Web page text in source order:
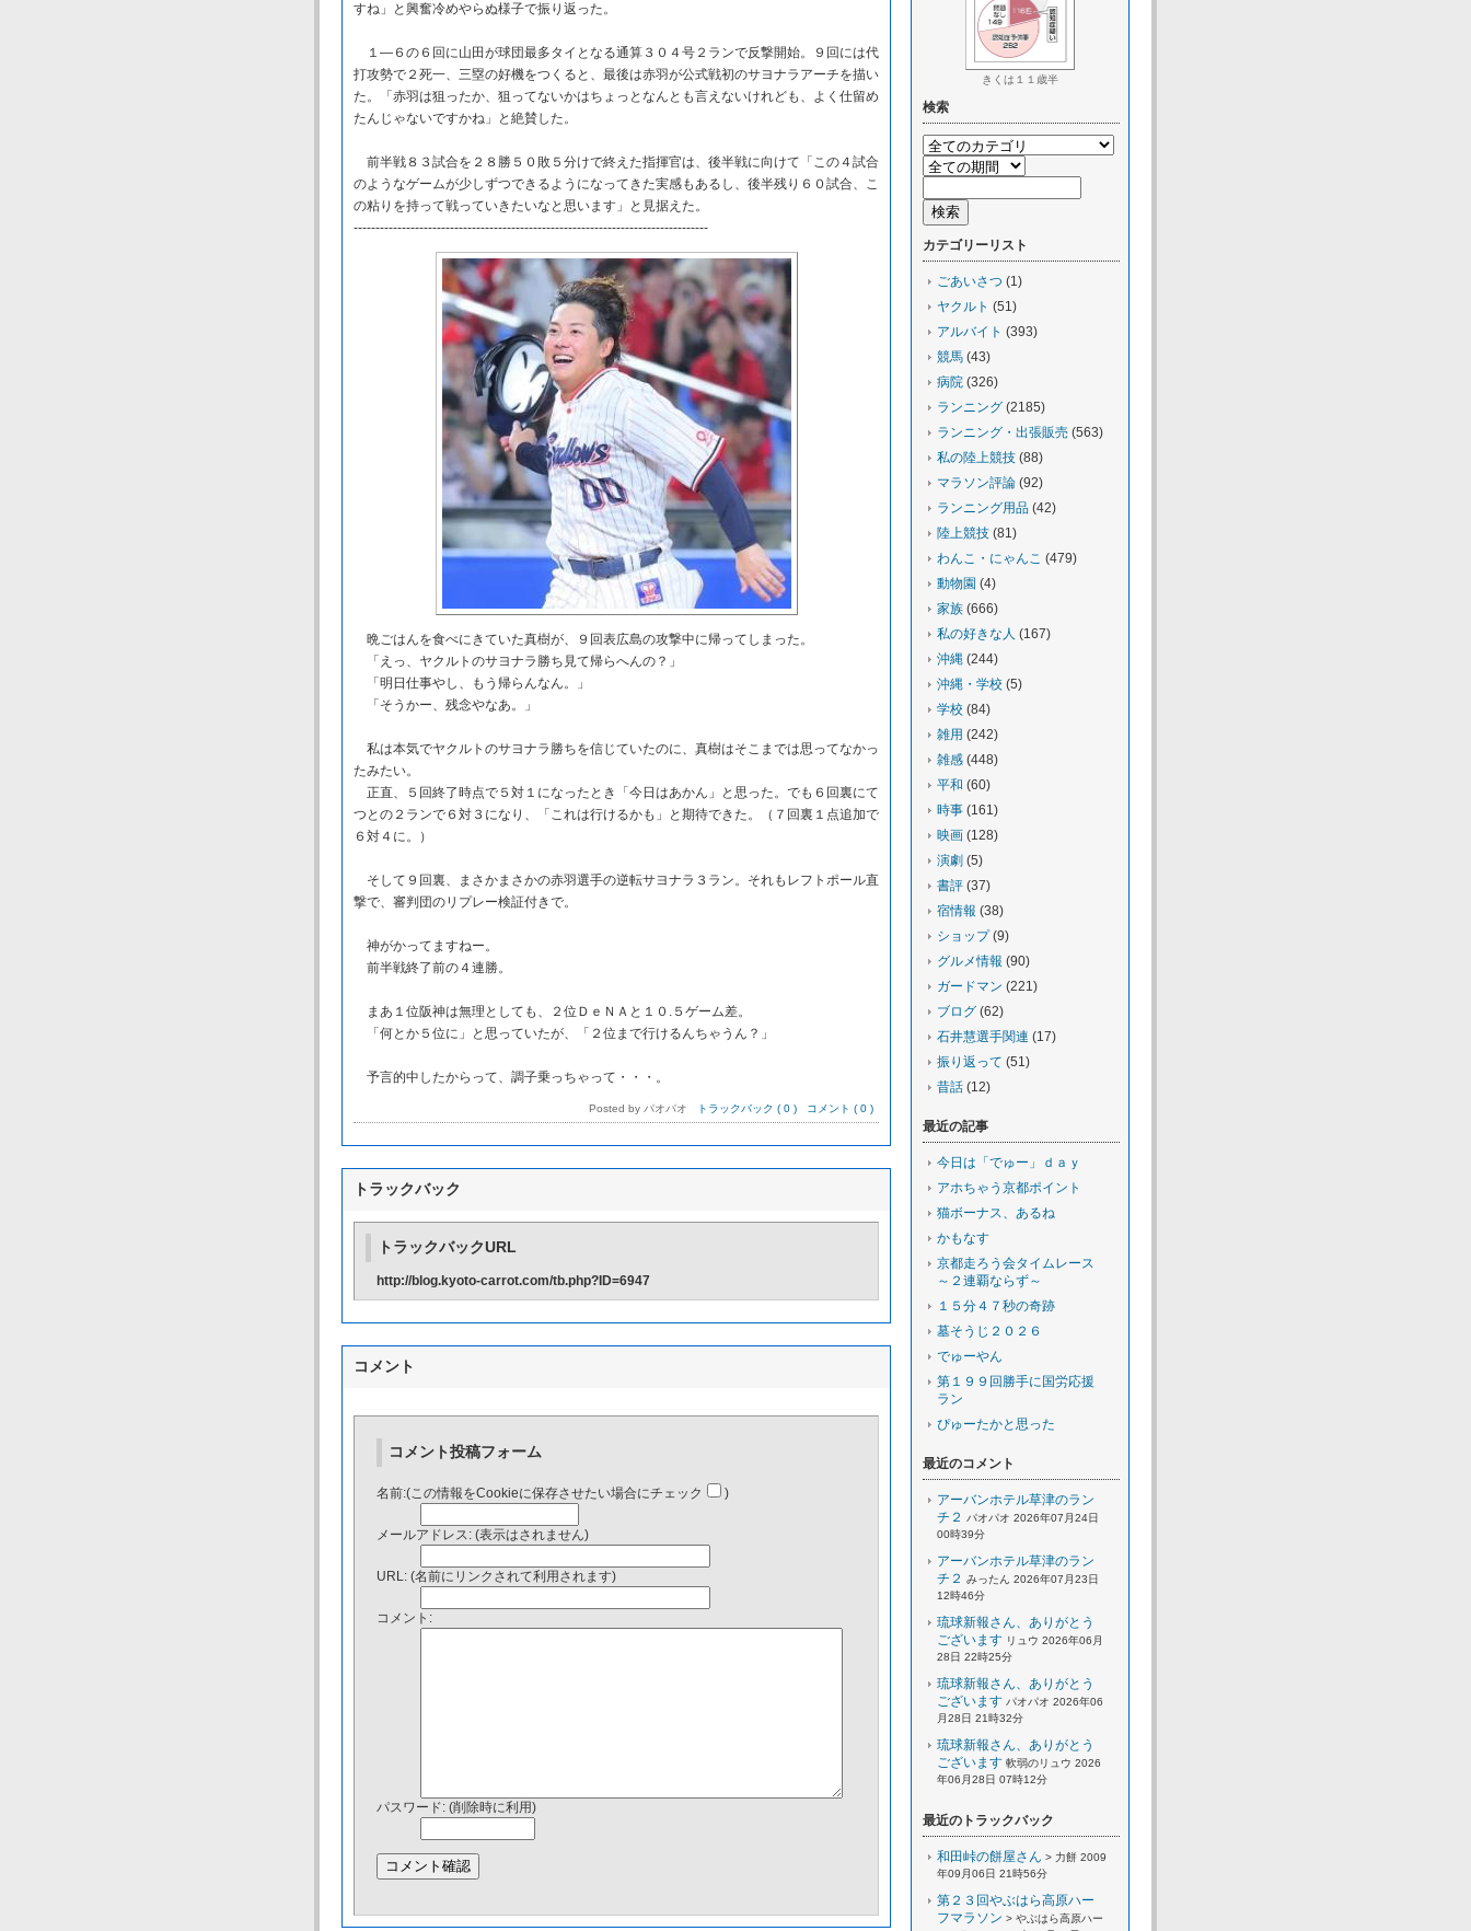
すね」と興奮冷めやらぬ様子で振り返った。
１―６の６回に山田が球団最多タイとなる通算３０４号２ランで反撃開始。９回には代
打攻勢で２死一、三塁の好機をつくると、最後は赤羽が公式戦初のサヨナラアーチを描い
た。「赤羽は狙ったか、狙ってないかはちょっとなんとも言えないけれども、よく仕留め
たんじゃないですかね」と絶賛した。
前半戦８３試合を２８勝５０敗５分けで終えた指揮官は、後半戦に向けて「この４試合
のようなゲームが少しずつできるようになってきた実感もあるし、後半残り６０試合、こ
の粘りを持って戦っていきたいなと思います」と見据えた。
---------------------------------------------------------------------------------
晩ごはんを食べにきていた真樹が、９回表広島の攻撃中に帰ってしまった。
「えっ、ヤクルトのサヨナラ勝ち見て帰らへんの？」
「明日仕事やし、もう帰らんなん。」
「そうかー、残念やなあ。」
私は本気でヤクルトのサヨナラ勝ちを信じていたのに、真樹はそこまでは思ってなかっ
たみたい。
正直、５回終了時点で５対１になったとき「今日はあかん」と思った。でも６回裏にて
つとの２ランで６対３になり、「これは行けるかも」と期待できた。（７回裏１点追加で
６対４に。）
そして９回裏、まさかまさかの赤羽選手の逆転サヨナラ３ラン。それもレフトポール直
撃で、審判団のリプレー検証付きで。
神がかってますねー。
前半戦終了前の４連勝。
まあ１位阪神は無理としても、２位ＤｅＮＡと１０.５ゲーム差。
「何とか５位に」と思っていたが、「２位まで行けるんちゃうん？」
予言的中したからって、調子乗っちゃって・・・。
Posted by パオパオ トラックバック ( 0 ) コメント ( 0 )
トラックバック
トラックバックURL
http://blog.kyoto-carrot.com/tb.php?ID=6947
コメント
コメント投稿フォーム
名前:(この情報をCookieに保存させたい場合にチェック )
メールアドレス: (表示はされません)
URL: (名前にリンクされて利用されます)
コメント:
パスワード: (削除時に利用)
きくは１１歳半
検索
カテゴリーリスト
ごあいさつ (1)
ヤクルト (51)
アルバイト (393)
競馬 (43)
病院 (326)
ランニング (2185)
ランニング・出張販売 (563)
私の陸上競技 (88)
マラソン評論 (92)
ランニング用品 (42)
陸上競技 (81)
わんこ・にゃんこ (479)
動物園 (4)
家族 (666)
私の好きな人 (167)
沖縄 (244)
沖縄・学校 (5)
学校 (84)
雑用 (242)
雑感 (448)
平和 (60)
時事 (161)
映画 (128)
演劇 (5)
書評 (37)
宿情報 (38)
ショップ(9)
グルメ情報 (90)
ガードマン (221)
ブログ (62)
石井慧選手関連 (17)
振り返って (51)
昔話 (12)
最近の記事
今日は「でゅー」ｄａｙ
アホちゃう京都ポイント
猫ボーナス、あるね
かもなす
京都走ろう会タイムレース
～２連覇ならず～
１５分４７秒の奇跡
墓そうじ２０２６
でゅーやん
第１９９回勝手に国労応援
ラン
ぴゅーたかと思った
最近のコメント
アーバンホテル草津のラン
チ２
パオパオ 2026年07月24日
00時39分
アーバンホテル草津のラン
チ２ みったん 2026年07月23日
12時46分
琉球新報さん、ありがとう
ございます リュウ 2026年06月
28日 22時25分
琉球新報さん、ありがとう
ございます パオパオ 2026年06
月28日 21時32分
琉球新報さん、ありがとう
ございます 軟弱のリュウ 2026
年06月28日 07時12分
最近のトラックバック
和田峠の餅屋さん > 力餅 2009
年09月06日 21時56分
第２３回やぶはら高原ハー
フマラソン > やぶはら高原ハー